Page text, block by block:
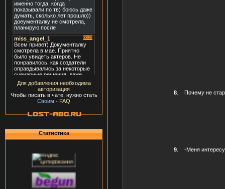
Для добавления необходима
авторизация
Чтобы писать в чате, нужно стать
Своим - FAQ
Статистика
8. Почему не
9. -Меня